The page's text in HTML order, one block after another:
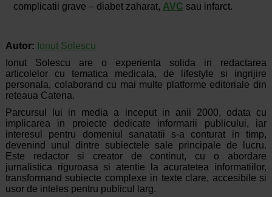
complicatii grave – diabet zaharat, AVC sau infarct.
Autor: Ionut Solescu
Ionut Solescu are o experienta solida in redactarea
articolelor cu tematica medicala, de lifestyle si ingrijire
personala, colaborand cu mai multe platforme editoriale din
reteaua Catena.
Parcursul lui in media a inceput in anii 2000, odata cu
implicarea in proiecte dedicate informarii publicului, iar
interesul pentru domeniul sanatatii s-a conturat in timp,
devenind unul dintre subiectele sale principale de lucru.
Este redactor si creator de continut, cu o abordare
jurnalistica riguroasa si atentie la acuratetea informatiilor,
transformand subiecte complexe in texte clare, accesibile si
usor de inteles pentru publicul larg.